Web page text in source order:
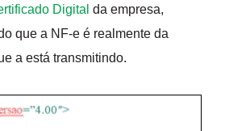
Digital da empresa,
que a NF-e é realmente da
a está transmitindo.